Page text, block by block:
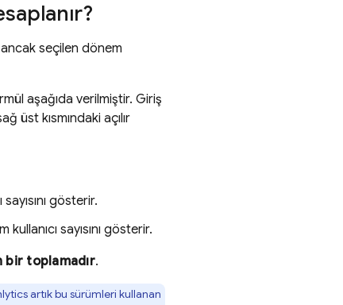
ancak seçilen dönem
aşağıda verilmiştir. Giriş
üst kısmındaki açılır
gösterir.
sayısını gösterir.
bir toplamadır.
artık bu sürümleri kullanan